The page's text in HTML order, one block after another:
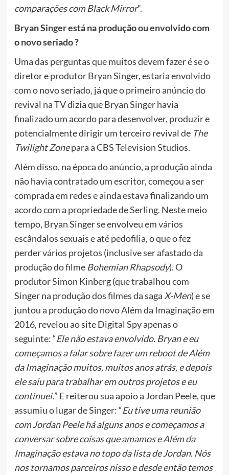
comparações com Black Mirror”.
Bryan Singer está na produção ou envolvido com
o novo seriado ?
Uma das perguntas que muitos devem fazer é se o
diretor e produtor Bryan Singer, estaria envolvido
com o novo seriado, já que o primeiro anúncio do
revival na TV dizia que Bryan Singer havia
finalizado um acordo para desenvolver, produzir e
potencialmente dirigir um terceiro revival de The
Twilight Zonepara a CBS Television Studios.
Além disso, na época do anúncio, a produção ainda
não havia contratado um escritor, começou a ser
comprada em redes e ainda estava finalizando um
acordo com a propriedade de Serling. Neste meio
tempo, Bryan Singer se envolveu em vários
escândalos sexuais e até pedofilia, o que o fez
perder vários projetos (inclusive ser afastado da
produção do filme Bohemian Rhapsody). O
produtor Simon Kinberg (que trabalhou com
Singer na produção dos filmes da saga X-Men) e se
juntou a produção do novo Além da Imaginação em
2016, revelou ao site Digital Spy apenas o
seguinte: “Ele não estava envolvido. Bryan e eu
começamos a falar sobre fazer um reboot de Além
da Imaginação muitos, muitos anos atrás, e depois
ele saiu para trabalhar em outros projetos e eu
continuei.” E reiterou sua apoio a Jordan Peele, que
assumiu o lugar de Singer: “Eu tive uma reunião
com Jordan Peele há alguns anos e começamos a
conversar sobre coisas que amamos e Além da
Imaginação estava no topo da lista de Jordan. Nós
nos tornamos parceiros nisso e desde então temos